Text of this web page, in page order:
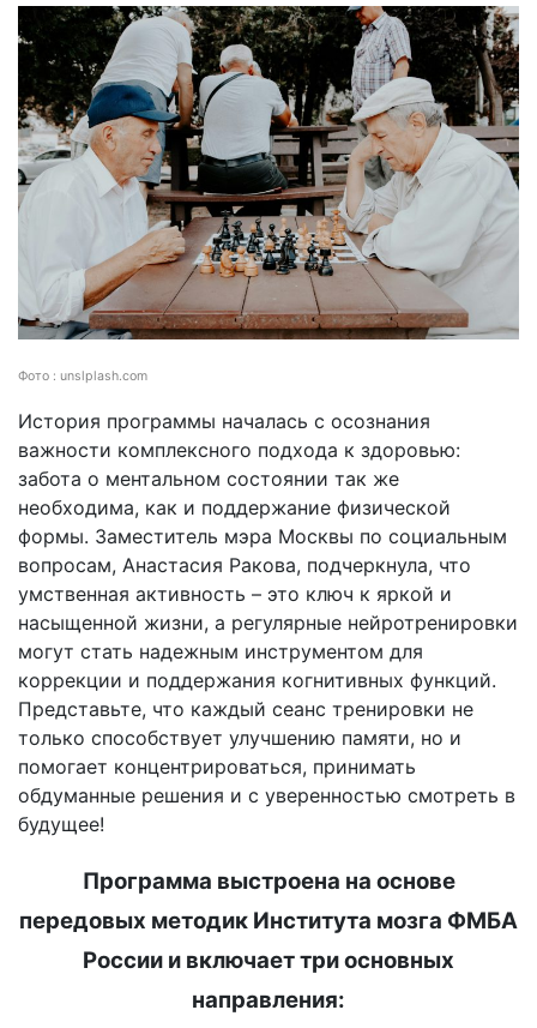
Фото : unslplash.com
История программы началась с осознания
важности комплексного подхода к здоровью:
забота о ментальном состоянии так же
необходима, как и поддержание физической
формы. Заместитель мэра Москвы по социальным
вопросам, Анастасия Ракова, подчеркнула, что
умственная активность – это ключ к яркой и
насыщенной жизни, а регулярные нейротренировки
могут стать надежным инструментом для
коррекции и поддержания когнитивных функций.
Представьте, что каждый сеанс тренировки не
только способствует улучшению памяти, но и
помогает концентрироваться, принимать
обдуманные решения и с уверенностью смотреть в
будущее!
Программа выстроена на основе
передовых методик Института мозга ФМБА
России и включает три основных
направления: